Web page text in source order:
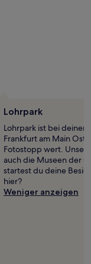
Lohrpark
Lohrpark ist bei
Frankfurt am Main Ost
Fotostopp wert.
auch die Museen der
startest du deine
hier?
Weniger anzeigen